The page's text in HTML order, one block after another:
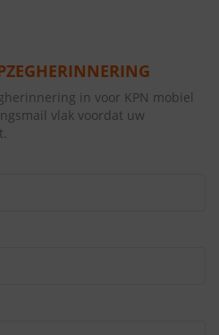
in voor KPN mobiel
vlak voordat uw